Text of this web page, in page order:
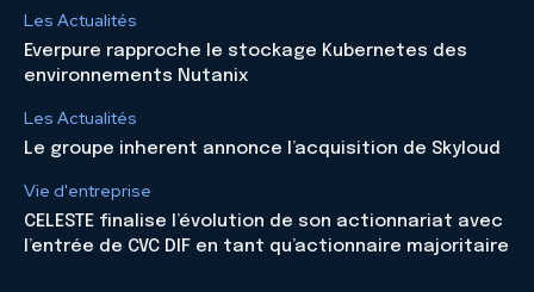
Les Actualités
Everpure rapproche le stockage Kubernetes des
environnements Nutanix
Les Actualités
Le groupe inherent annonce l’acquisition de Skyloud
Vie d'entreprise
CELESTE finalise l’évolution de son actionnariat avec
l’entrée de CVC DIF en tant qu’actionnaire majoritaire